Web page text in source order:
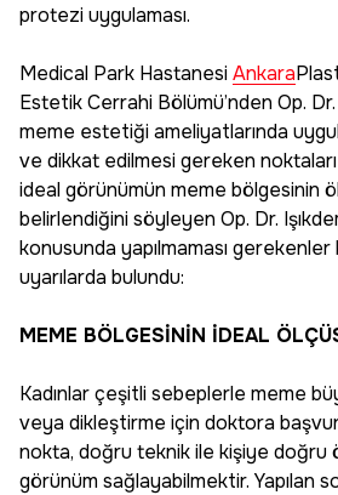
protezi uygulaması.
Medical Park HastanesiAnkara
Estetik Cerrahi Bölümü’nden Op.
meme estetiği ameliyatlarında
ve dikkat edilmesi gereken
ideal görünümün meme bölgesinin
belirlendiğini söyleyen Op. Dr.
konusunda yapılmaması
uyarılarda bulundu:
MEME BÖLGESİNİN İDEAL
Kadınlar çeşitli sebeplerle meme
veya dikleştirme için doktora
nokta, doğru teknik ile kişiye doğru
görünüm sağlayabilmektir. Yapılan